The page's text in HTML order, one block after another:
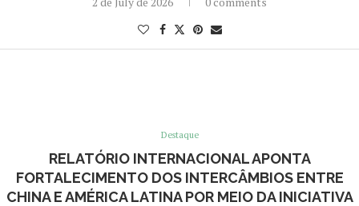
Destaque
RELATÓRIO INTERNACIONAL APONTA
FORTALECIMENTO DOS INTERCÂMBIOS ENTRE
CHINA E AMÉRICA LATINA POR MEIO DA INICIATIVA